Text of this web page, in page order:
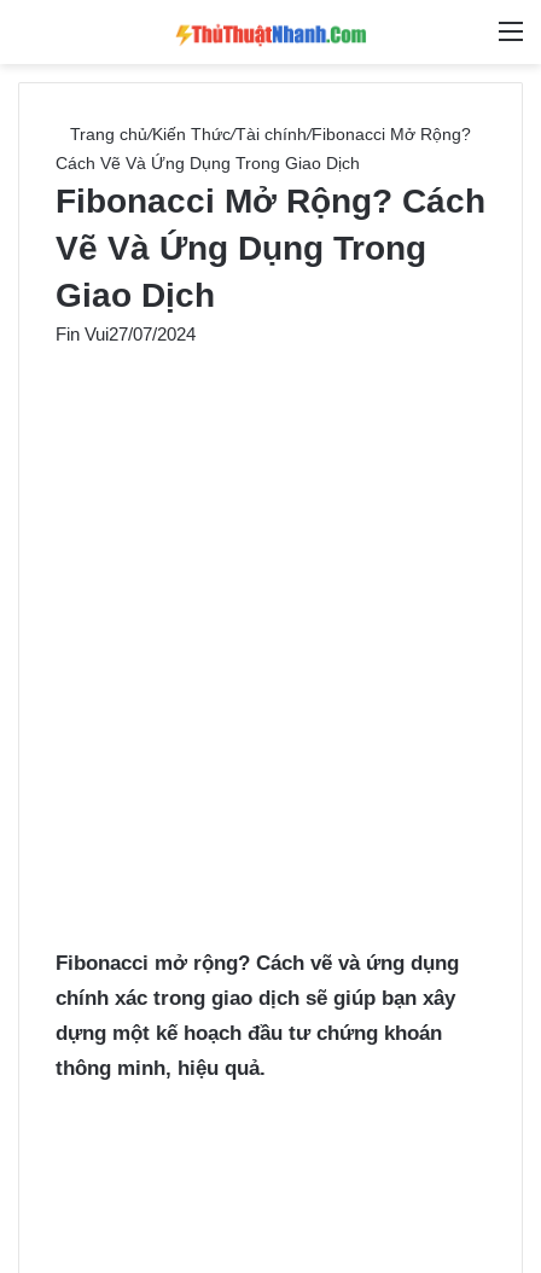
Tìm
Trang chủ/Kiến Thức/Tài chính/Fibonacci Mở Rộng?
Cách Vẽ Và Ứng Dụng Trong Giao Dịch
Fibonacci Mở Rộng? Cách
Vẽ Và Ứng Dụng Trong
Giao Dịch
Fin Vui27/07/2024
Fibonacci mở rộng? Cách vẽ và ứng dụng
chính xác trong giao dịch sẽ giúp bạn xây
dựng một kế hoạch đầu tư chứng khoán
thông minh, hiệu quả.